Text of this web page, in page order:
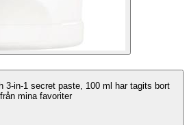
3-in-1 secret paste, 100 ml har tagits bort
från mina favoriter